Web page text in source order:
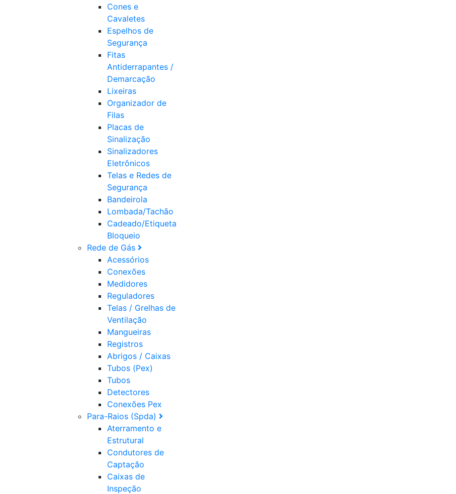
Cones e
Cavaletes
Espelhos de
Segurança
Fitas
Antiderrapantes /
Demarcação
Lixeiras
Organizador de
Filas
Placas de
Sinalização
Sinalizadores
Eletrônicos
Telas e Redes de
Segurança
Bandeirola
Lombada/Tachão
Cadeado/Etiqueta
Bloqueio
Rede de Gás
Acessórios
Conexões
Medidores
Reguladores
Telas / Grelhas de
Ventilação
Mangueiras
Registros
Abrigos / Caixas
Tubos (Pex)
Tubos
Detectores
Conexões Pex
Para-Raios (Spda)
Aterramento e
Estrutural
Condutores de
Captação
Caixas de
Inspeção